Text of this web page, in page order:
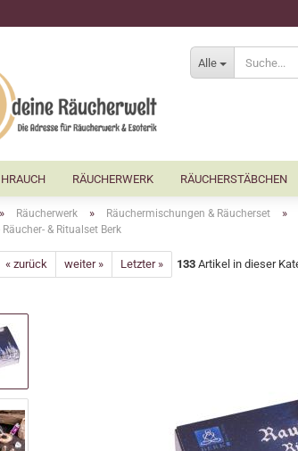
Alle
RÄUCHERWERK RÄUCHERSTÄBCHEN
» Räucherwerk » Räuchermischungen & Räucherset »
& Ritualset Berk
« zurück weiter » Letzter » 133 Artikel in dieser